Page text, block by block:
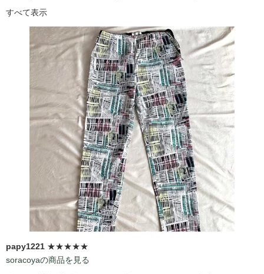
すべて表示
papy1221 ★★★★★
soracoyaの商品を見る